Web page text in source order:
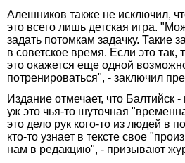
Алешников также не исключил,
это всего лишь детская игра.
задать потомкам задачку. Такие
в советское время. Если это так,
это окажется еще одной
потренироваться", - заключил
Издание отмечает, что Балтийск
уж это чья-то шуточная
это дело рук кого-то из людей в
кто-то узнает в тексте свое
нам в редакцию", - призывают